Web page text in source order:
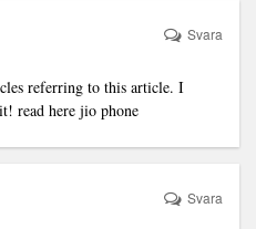
referring to this article. I
read here jio phone
Svara
Svara